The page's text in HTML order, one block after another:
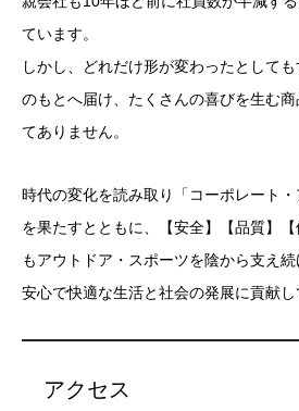
ています。
しかし、どれだけ形が変わったとして
のもとへ届け、たくさんの喜びを生む
てありません。
時代の変化を読み取り「コーポレート・
を果たすとともに、【安全】【品質】
もアウトドア・スポーツを陰から支え
安心で快適な生活と社会の発展に貢献し
アクセス